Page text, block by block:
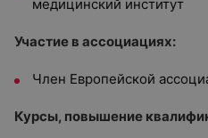
медицинский институт
Участие в ассоциациях:
Член Европейской
Курсы, повышение